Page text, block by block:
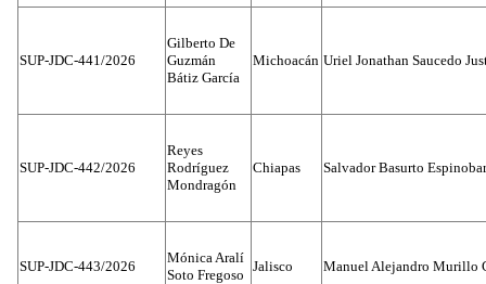
SUP-JDC-441/2026
Gilberto De
Guzmán
Bátiz García
Michoacán Uriel Jonathan Saucedo
SUP-JDC-442/2026
Reyes
Rodríguez
Mondragón
Chiapas Salvador Basurto
SUP-JDC-443/2026
Mónica Aralí
Soto Fregoso
Jalisco Manuel Alejandro Murillo